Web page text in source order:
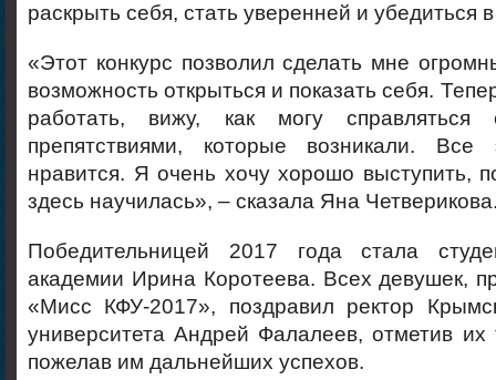
раскрыть себя, стать уверенней и убедиться
«Этот конкурс позволил сделать мне
возможность открыться и показать себя.
работать, вижу, как могу
препятствиями, которые возникали.
нравится. Я очень хочу хорошо выступить,
здесь научилась», – сказала Яна
Победительницей 2017 года стала
академии Ирина Коротеева. Всех девушек,
«Мисс КФУ-2017», поздравил ректор
университета Андрей Фалалеев, отметив их
пожелав им дальнейших успехов.